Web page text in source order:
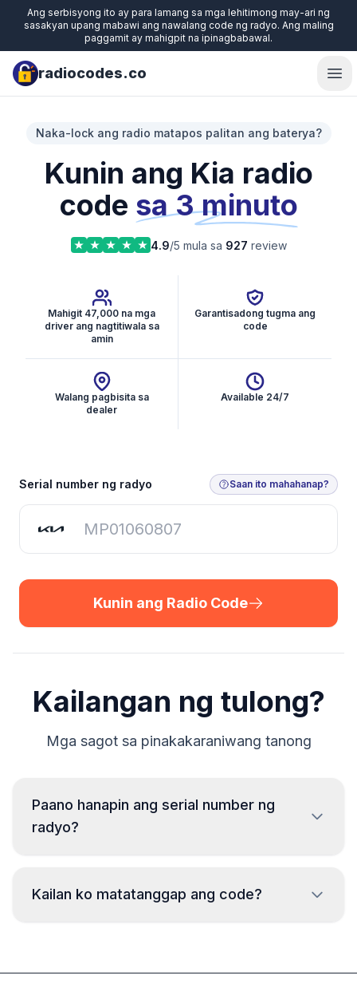
Ang serbisyong ito ay para lamang sa mga lehitimong may-ari ng
sasakyan upang mabawi ang nawalang code ng radyo. Ang maling
paggamit ay mahigpit na ipinagbabawal.
radiocodes.co
Naka-lock ang radio matapos palitan ang baterya?
Kunin ang Kia radio
code sa 3 minuto
4.9/5 mula sa 927 review
Mahigit 47,000 na mga
driver ang nagtitiwala sa
amin
Garantisadong tugma ang
code
Walang pagbisita sa
dealer
Available 24/7
Kunin ang Radio Code
Serial number ng radyo Saan ito mahahanap?
Kunin ang Radio Code
Kailangan ng tulong?
Mga sagot sa pinakakaraniwang tanong
Paano hanapin ang serial number ng
radyo?
kailangan tanggalin ito at basahin ang code mula sa
label sa katawan ng radyo. Karaniwan, ang serial
Kailan ko matatanggap ang code?